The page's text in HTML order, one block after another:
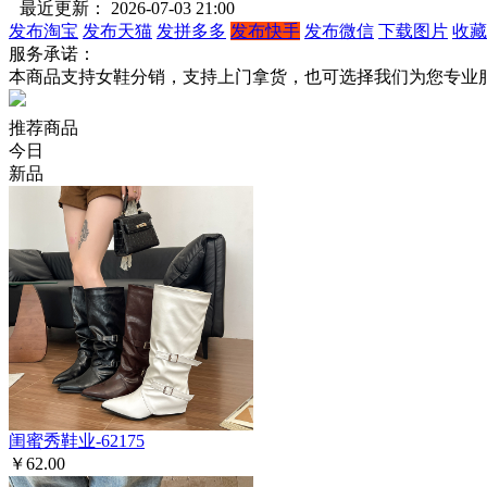
最近更新： 2026-07-03 21:00
发布淘宝 发布天猫 发拼多多 发布快手 发布微信 下载图片 收
服务承诺：
本商品支持女鞋分销，支持上门拿货，也可选择我们为您专业
推荐商品
今日
新品
闺蜜秀鞋业-62175
￥62.00